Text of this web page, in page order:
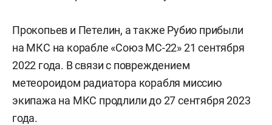
Прокопьев и Петелин, а также Рубио прибыли
на МКС на корабле «Союз МС-22» 21 сентября
2022 года. В связи с повреждением
метеороидом радиатора корабля миссию
экипажа на МКС продлили до 27 сентября 2023
года.